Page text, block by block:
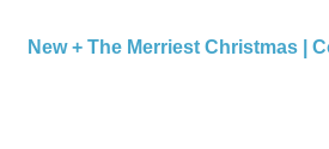
New + The Merriest Christmas |